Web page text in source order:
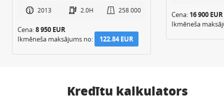
2013 2.0H 258 000
Cena:8 950 EUR
Ikmēneša maksājums no:
122.84 EUR
Cena: 16 900 EUR
Ikmēneša
Kredītu kalkulators